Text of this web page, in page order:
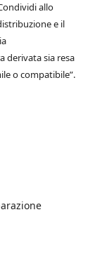
allo
e il
derivata sia resa
o compatibile”.